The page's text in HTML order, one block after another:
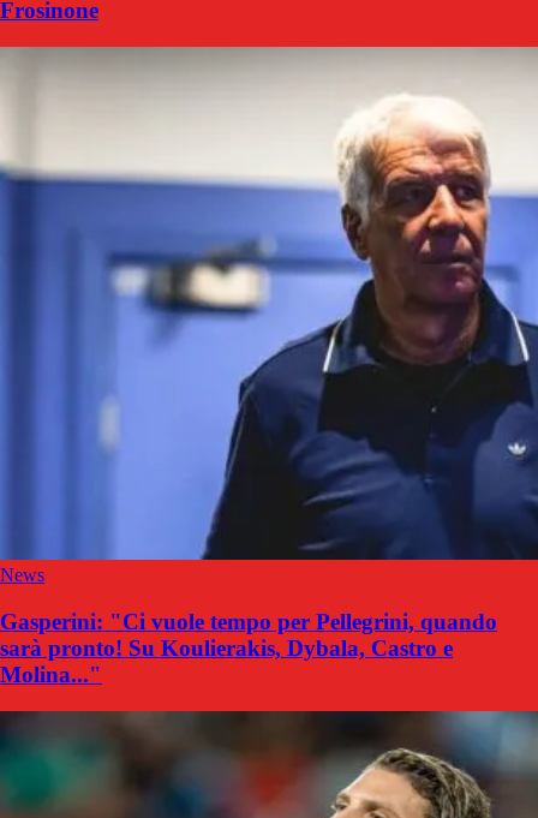
Frosinone
News
Gasperini: "Ci vuole tempo per Pellegrini, quando
sarà pronto! Su Koulierakis, Dybala, Castro e
Molina..."